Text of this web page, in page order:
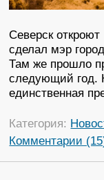
Северск
сделал мэр
Там же прошло
следующий год.
единственная
Категория:
Комментарии